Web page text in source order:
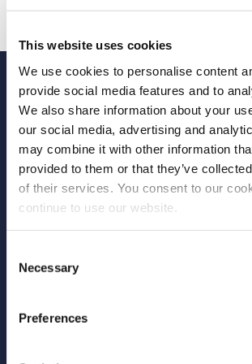
This website uses cookies
We use cookies to personalise content
provide social media features and to
We also share information about your
our social media, advertising and
may combine it with other information
provided to them or that they’ve
of their services. You consent to our
continue to use our website.
Selection
Necessary
Preferences